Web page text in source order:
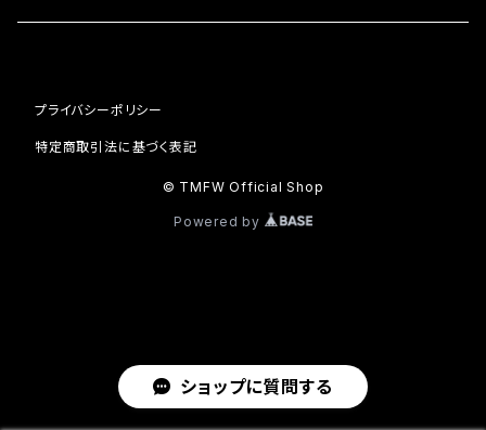
ショップに質問する
iPhone15
iPhone13
プライバシーポリシー
特定商取引法に基づく表記
© TMFW Official Shop
Powered by